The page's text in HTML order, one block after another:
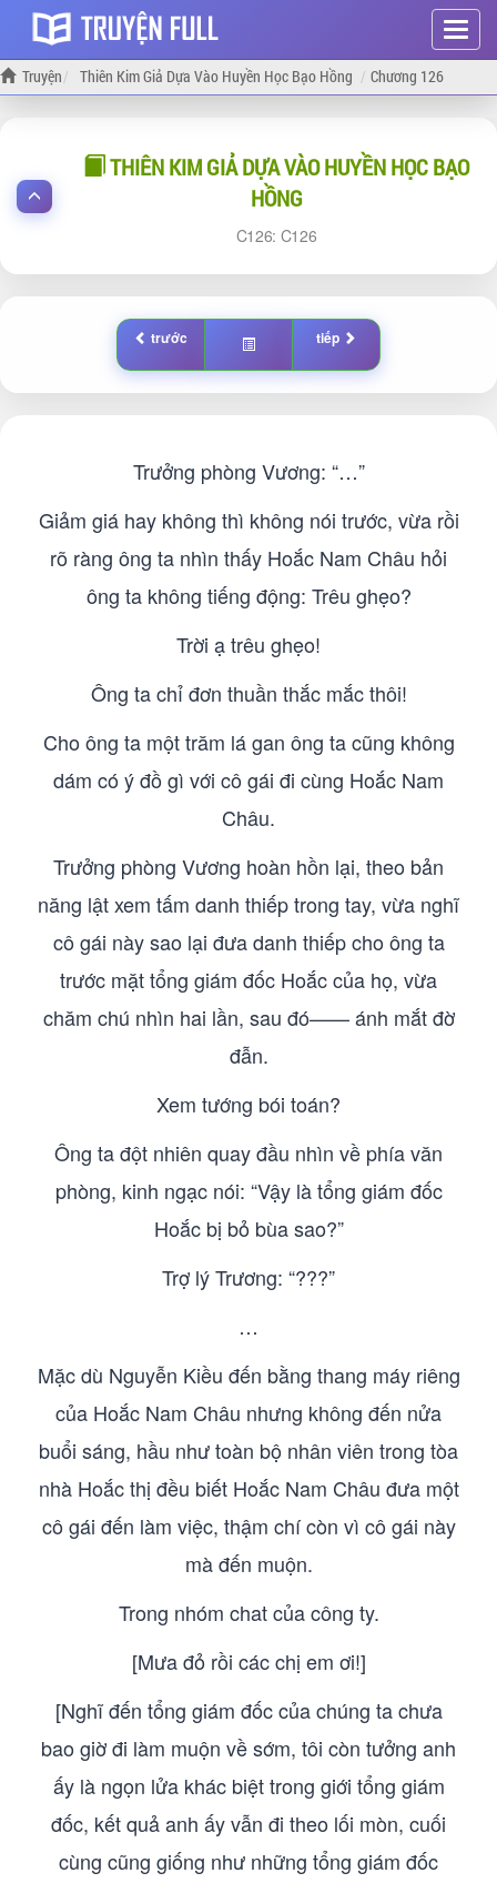
Hiện
menu
Truyện Thiên Kim Giả Dựa Vào Huyền Học Bạo Hồng Chương 126
THIÊN KIM GIẢ DỰA VÀO HUYỀN HỌC BẠO
HỒNG
126: 126
trước tiếp
Trưởng phòng Vương: “…”
Giảm giá hay không thì không nói trước, vừa rồi
rõ ràng ông ta nhìn thấy Hoắc Nam Châu hỏi
ông ta không tiếng động: Trêu ghẹo?
Trời ạ trêu ghẹo!
Ông ta chỉ đơn thuần thắc mắc thôi!
Cho ông ta một trăm lá gan ông ta cũng không
dám có ý đồ gì với cô gái đi cùng Hoắc Nam
Châu.
Trưởng phòng Vương hoàn hồn lại, theo bản
năng lật xem tấm danh thiếp trong tay, vừa nghĩ
cô gái này sao lại đưa danh thiếp cho ông ta
trước mặt tổng giám đốc Hoắc của họ, vừa
chăm chú nhìn hai lần, sau đó—— ánh mắt đờ
đẫn.
Xem tướng bói toán?
Ông ta đột nhiên quay đầu nhìn về phía văn
phòng, kinh ngạc nói: “Vậy là tổng giám đốc
Hoắc bị bỏ bùa sao?”
Trợ lý Trương: “???”
…
Mặc dù Nguyễn Kiều đến bằng thang máy riêng
của Hoắc Nam Châu nhưng không đến nửa
buổi sáng, hầu như toàn bộ nhân viên trong tòa
nhà Hoắc thị đều biết Hoắc Nam Châu đưa một
cô gái đến làm việc, thậm chí còn vì cô gái này
mà đến muộn.
Trong nhóm chat của công ty.
[Mưa đỏ rồi các chị em ơi!]
[Nghĩ đến tổng giám đốc của chúng ta chưa
bao giờ đi làm muộn về sớm, tôi còn tưởng anh
ấy là ngọn lửa khác biệt trong giới tổng giám
đốc, kết quả anh ấy vẫn đi theo lối mòn, cuối
cùng cũng giống như những tổng giám đốc